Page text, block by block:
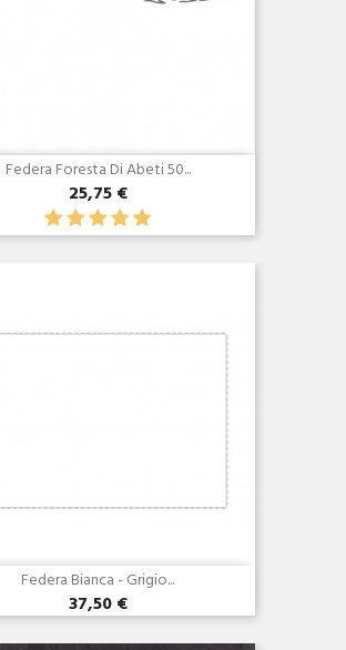
Federa Foresta Di Abeti 50...
25,75 €
Anteprima
Federa Bianca - Grigio...
37,50 €
Anteprima